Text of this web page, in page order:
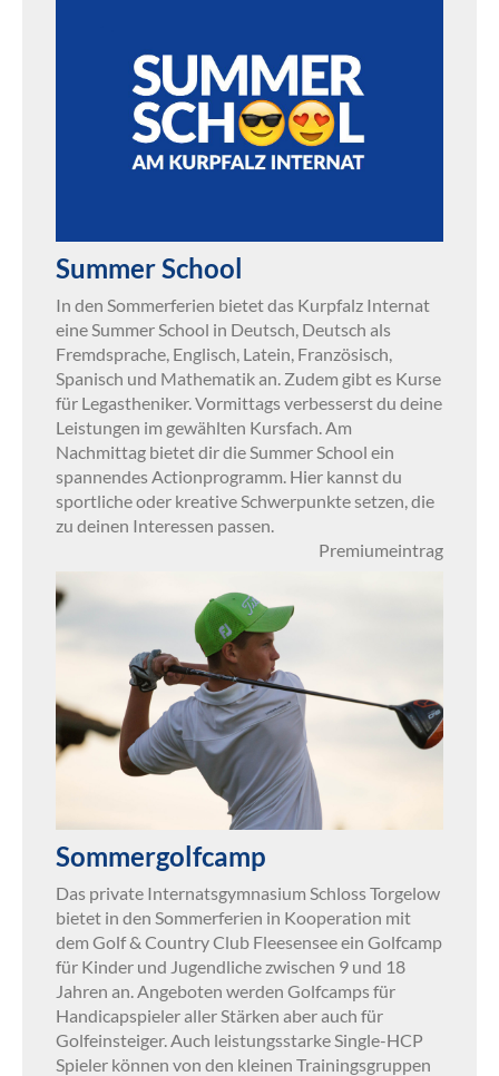
Summer School
In den Sommerferien bietet das Kurpfalz Internat
eine Summer School in Deutsch, Deutsch als
Fremdsprache, Englisch, Latein, Französisch,
Spanisch und Mathematik an. Zudem gibt es Kurse
für Legastheniker. Vormittags verbesserst du deine
Leistungen im gewählten Kursfach. Am
Nachmittag bietet dir die Summer School ein
spannendes Actionprogramm. Hier kannst du
sportliche oder kreative Schwerpunkte setzen, die
zu deinen Interessen passen.
Premiumeintrag
Sommergolfcamp
Das private Internatsgymnasium Schloss Torgelow
bietet in den Sommerferien in Kooperation mit
dem Golf & Country Club Fleesensee ein Golfcamp
für Kinder und Jugendliche zwischen 9 und 18
Jahren an. Angeboten werden Golfcamps für
Handicapspieler aller Stärken aber auch für
Golfeinsteiger. Auch leistungsstarke Single-HCP
Spieler können von den kleinen Trainingsgruppen